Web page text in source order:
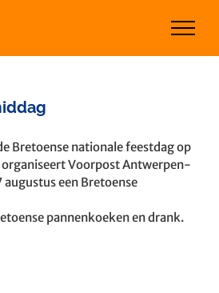
Bretoense nationale feestdag op
organiseert Voorpost Antwerpen-
een Bretoense
pannenkoeken en drank.